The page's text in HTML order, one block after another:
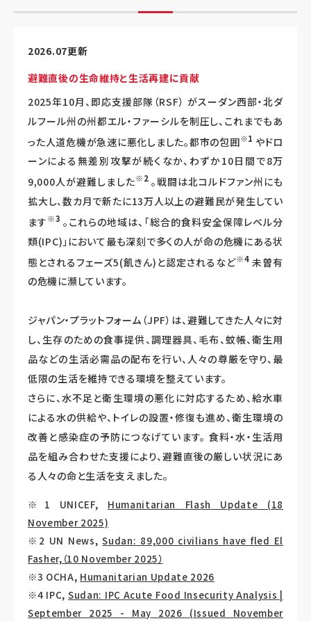
2026.07更新
避難直後の生命維持と生活再建に貢献
2025年10月、即応支援部隊（RSF） がスーダン西部・北ダ
ルフール州の州都エル・ファーシルを制圧し、これまでもあ
った人道危機が急速に悪化しました。都市の包囲※1 やドロ
ーンによる無差別攻撃が続くなか、わずか10日間で8万
9,000人が避難しました※2 。戦闘は北コルドファン州にも
拡大し、数カ月で新たに13万人以上の避難民が発生してい
ます※3 。これらの地域は、「総合的食料安全保障レベル分
類(IPC)」において最も深刻で多くの人が命の危機にある状
態とされるフェーズ5(飢きん)と認定されるなど※4 未曽有
の危機に瀕しています。
ジャパン・プラットフォーム（JPF）は、避難してきた人々に対
し、生存のための食事提供、調理器具、毛布、蚊帳、衛生用
品などの生活必需品の配布を行い、人々の尊厳を守り、最
低限の生活を維持できる環境を整えています。
さらに、水不足と衛生環境の悪化に対応するため、給水車
による水の供給や、トイレの設置・修復も進め、衛生環境の
改善と感染症の予防につなげています。 食料・水・生活用
品を組み合わせた支援により、避難直後の厳しい状況にあ
る人々の命と生活を支えました。
※1 UNICEF, Humanitarian Flash Update (18
November 2025)
※2 UN News,Sudan: 89,000 civilians have fled El
Fasher,（10 November 2025）
※3 OCHA, Humanitarian Update 2026
※4 IPC, Sudan: IPC Acute Food Insecurity Analysis |
September 2025 - May 2026 (Issued November